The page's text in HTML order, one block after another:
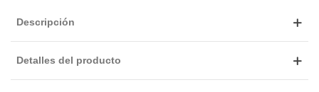
Descripción
Detalles del producto